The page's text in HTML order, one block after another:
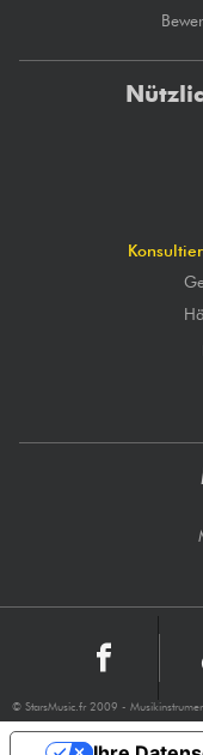
© StarsMusic.fr 2009 -